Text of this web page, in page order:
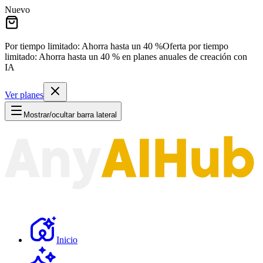
Nuevo
Por tiempo limitado: Ahorra hasta un 40 %Oferta por tiempo
limitado: Ahorra hasta un 40 % en planes anuales de creación con
IA
Ver planes
Mostrar/ocultar barra lateral
Inicio